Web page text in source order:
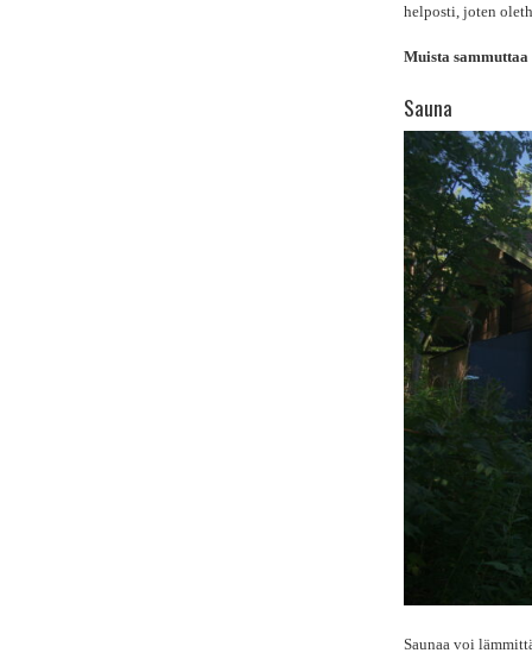
helposti, joten
Muista
Sauna
Saunaa voi